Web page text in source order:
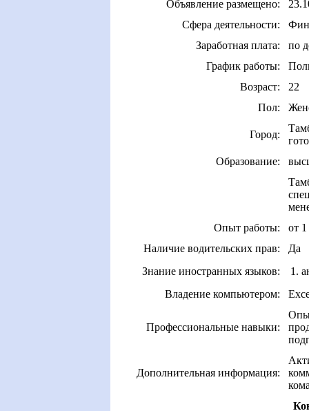
Объявление размещено:
Сфера деятельности:
Заработная плата:
по
График работы:
Возраст:
22
Пол:
Город:
Образование:
Опыт работы:
от 1
Наличие водительских прав:
Да
Знание иностранных языков:
1.
Владение компьютером:
Профессиональные навыки:
Дополнительная информация: